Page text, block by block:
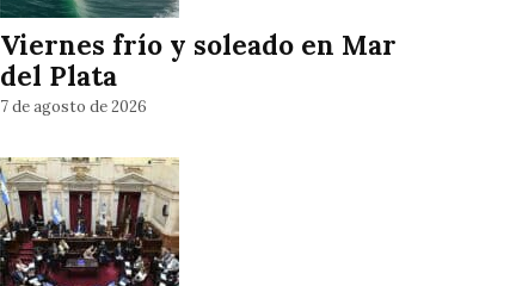
Viernes frío y soleado en Mar
del Plata
7 de agosto de 2026